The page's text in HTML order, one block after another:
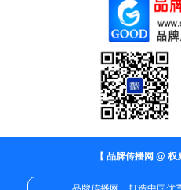
【 品牌传播网 @ 权